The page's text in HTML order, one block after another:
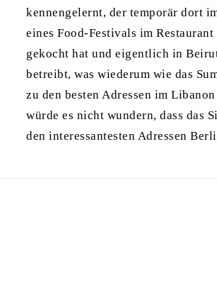
kennengelernt, der temporär dort
eines Food-Festivals im Restaurant
gekocht hat und eigentlich in
betreibt, was wiederum wie das
zu den besten Adressen im
würde es nicht wundern, dass das
den interessantesten Adressen